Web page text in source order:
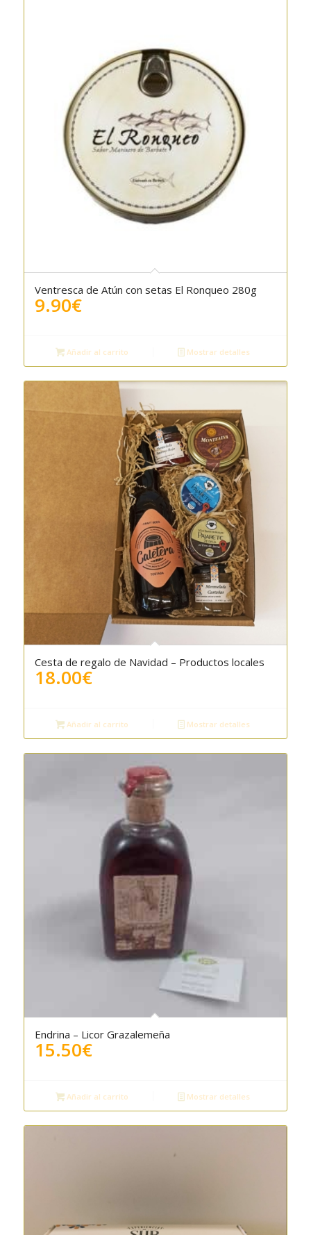
Ventresca de Atún con setas El Ronqueo 280g
9.90€
Añadir al carrito Mostrar detalles
Cesta de regalo de Navidad – Productos locales
18.00€
Añadir al carrito Mostrar detalles
Endrina – Licor Grazalemeña
15.50€
Añadir al carrito Mostrar detalles